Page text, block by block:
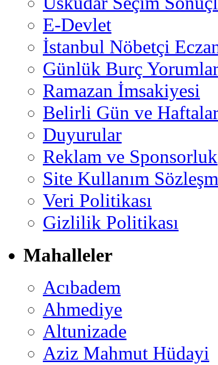
E-Devlet
İstanbul Nöbetçi
Günlük Burç
Ramazan İmsakiyesi
Belirli Gün ve
Duyurular
Reklam ve Sponsorluk
Site Kullanım
Veri Politikası
Gizlilik Politikası
Mahalleler
Acıbadem
Ahmediye
Altunizade
Aziz Mahmut Hüdayi